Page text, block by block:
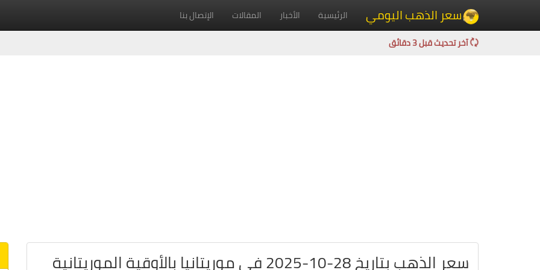
سعر الذهب اليومي الرئيسية الأخبار المقالات الإتصال بنا
آخر تحديث قبل 3 دقائق
سعر الذهب بتاريخ 28-10-2025 في موريتانيا بالأوقية الموريتانية